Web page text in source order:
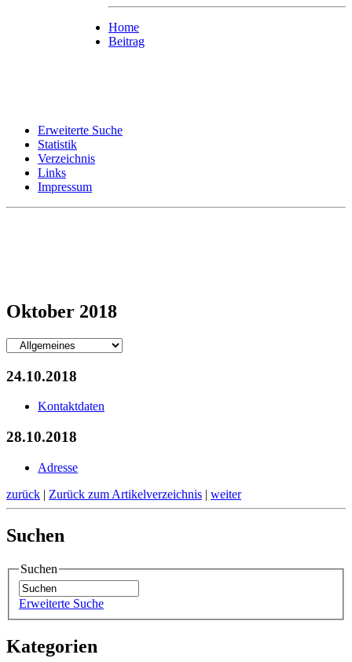
Home
Beitrag
Erweiterte Suche
Statistik
Verzeichnis
Links
Impressum
Oktober 2018
24.10.2018
Kontaktdaten
28.10.2018
Adresse
zurück | Zurück zum Artikelverzeichnis | weiter
Suchen
Suchen
Erweiterte Suche
Kategorien